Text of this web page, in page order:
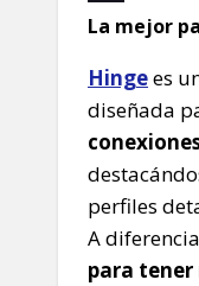
La mejor
Hingees
diseñada
perfiles
A
para tener